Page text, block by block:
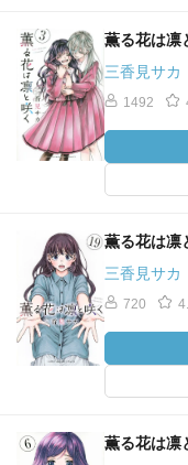
薫る花は凛
三香見サカ
1492
薫る花は凛
三香見サカ
720
薫る花は凛